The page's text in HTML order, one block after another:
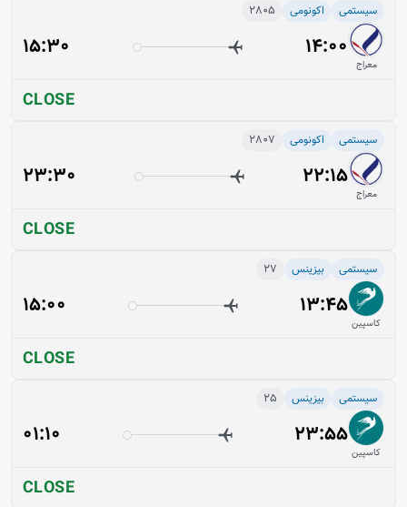
سیستمی اکونومی 2805
معراج
14:00
15:30
CLOSE
سیستمی اکونومی 2807
معراج
22:15
23:30
CLOSE
سیستمی بیزینس 27
کاسپین
13:45
15:00
CLOSE
سیستمی بیزینس 25
کاسپین
23:55
01:10
CLOSE